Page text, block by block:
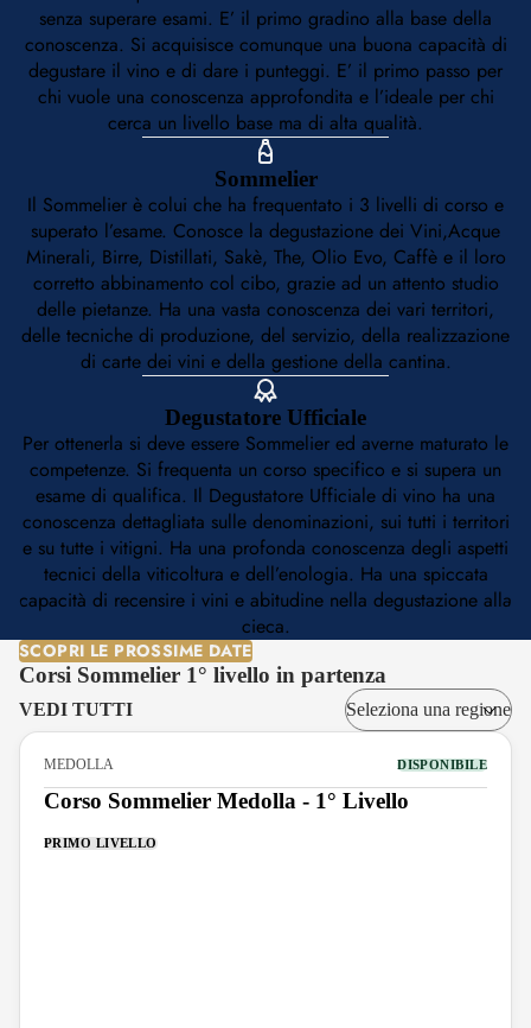
senza superare esami. E’ il primo gradino alla base della
conoscenza. Si acquisisce comunque una buona capacità di
degustare il vino e di dare i punteggi. E’ il primo passo per
chi vuole una conoscenza approfondita e l’ideale per chi
cerca un livello base ma di alta qualità.
Sommelier
Il Sommelier è colui che ha frequentato i 3 livelli di corso e
superato l’esame. Conosce la degustazione dei Vini,Acque
Minerali, Birre, Distillati, Sakè, The, Olio Evo, Caffè e il loro
corretto abbinamento col cibo, grazie ad un attento studio
delle pietanze. Ha una vasta conoscenza dei vari territori,
delle tecniche di produzione, del servizio, della realizzazione
di carte dei vini e della gestione della cantina.
Degustatore Ufficiale
Per ottenerla si deve essere Sommelier ed averne maturato le
competenze. Si frequenta un corso specifico e si supera un
esame di qualifica. Il Degustatore Ufficiale di vino ha una
conoscenza dettagliata sulle denominazioni, sui tutti i territori
e su tutte i vitigni. Ha una profonda conoscenza degli aspetti
tecnici della viticoltura e dell’enologia. Ha una spiccata
capacità di recensire i vini e abitudine nella degustazione alla
cieca.
SCOPRI LE PROSSIME DATE
Corsi Sommelier 1° livello in partenza
VEDI TUTTI
MEDOLLA DISPONIBILE
Corso Sommelier Medolla - 1° Livello
PRIMO LIVELLO